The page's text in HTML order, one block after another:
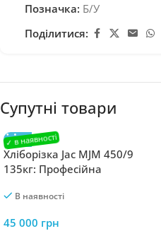
Позначка: Б/У
Поділитися:
Супутні товари
Хліборізка Jac MJM 450/9
135кг: Професійна
ідеальної нарізки 450
В наявності
45 000 грн